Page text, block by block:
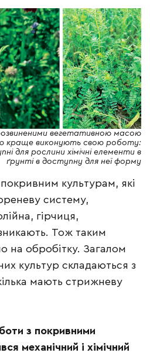
вегетативною масою
краще виконують свою роботу:
для рослини хімічні елементи в
ґрунті в доступну для неї форму
культурам, які
систему,
гірчиця,
Тож таким
на обробітку. Загалом
культур складаються з
мають стрижневу
з покривними
механічний і хімічний